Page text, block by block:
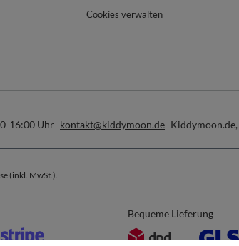
Cookies verwalten
16:00 Uhr kontakt@kiddymoon.de Kiddymoon.de,
(inkl. MwSt.).
Bequeme Lieferung